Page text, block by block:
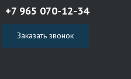
+7 965 070-12-34
Заказать звонок